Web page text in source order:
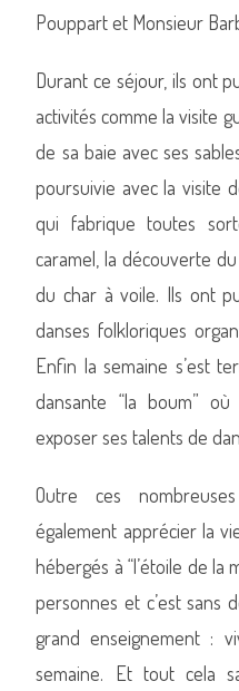
Pouppart et Monsieur
Durant ce séjour, ils ont
activités comme la visite
de sa baie avec ses
poursuivie avec la visite
qui fabrique toutes
caramel, la découverte
du char à voile. Ils ont
danses folkloriques
Enfin la semaine s’est
dansante “la boum”
exposer ses talents de
Outre ces
également apprécier la
hébergés à “l’étoile de la
personnes et c’est sans
grand enseignement :
semaine. Et tout cela